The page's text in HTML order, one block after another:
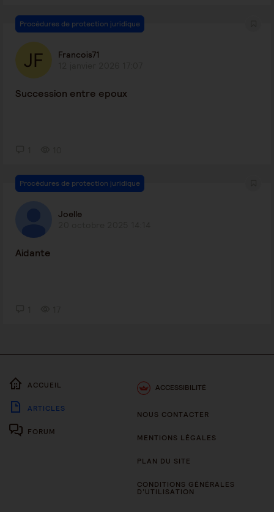
Procédures de protection juridique
Francois71
Succession entre epoux
Procédures de protection juridique
Joelle
Aidante
ACCUEIL
ARTICLES
FORUM
ACCESSIBILITÉ
NOUS CONTACTER
MENTIONS LÉGALES
PLAN DU SITE
CONDITIONS GÉNÉRALES
D’UTILISATION